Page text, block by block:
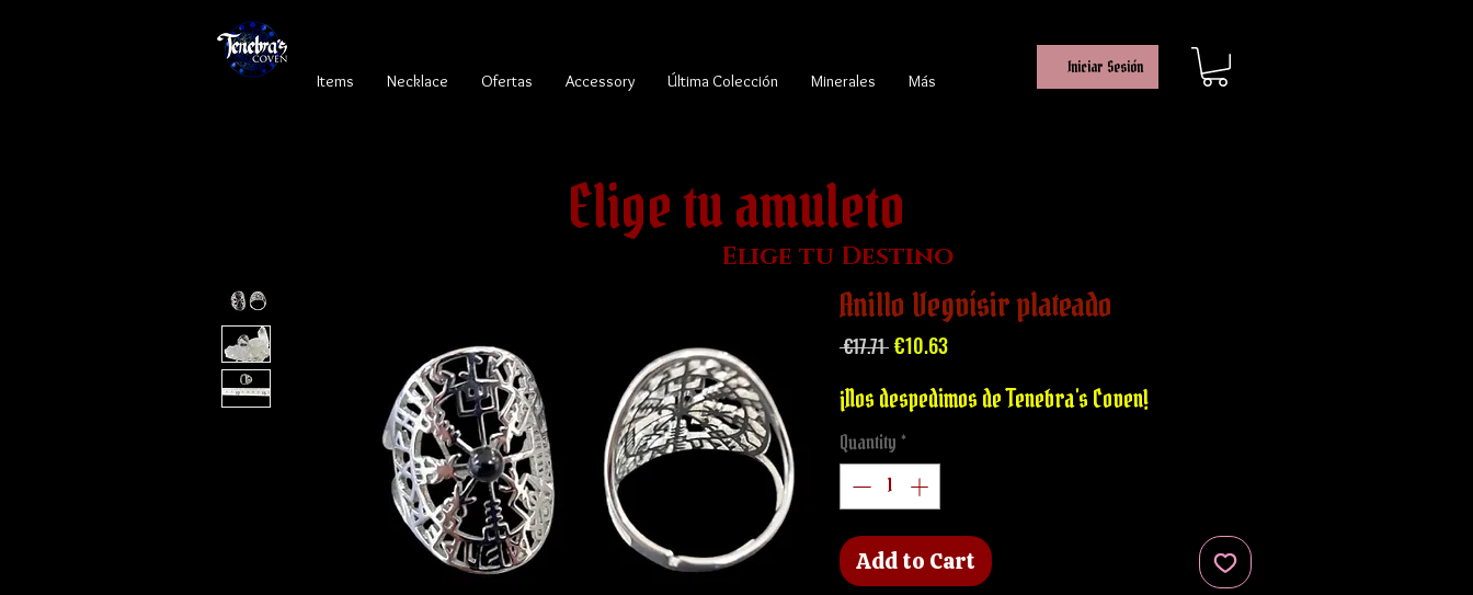
Items Necklace Ofertas Accessory Última Colección Minerales Más
Iniciar Sesión
Elige tu amuleto
Elige tu Destino
Anillo Vegvísir plateado
€17.71 Regular
€10.63Sale
¡Nos despedimos de Tenebra's Coven!
Quantity *
Add to Cart